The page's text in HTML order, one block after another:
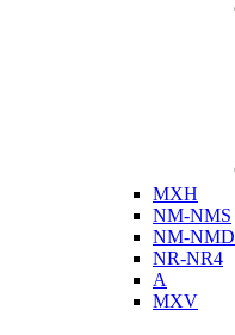
MXH
NM-NMS
NM-NMD
NR-NR4
A
MXV